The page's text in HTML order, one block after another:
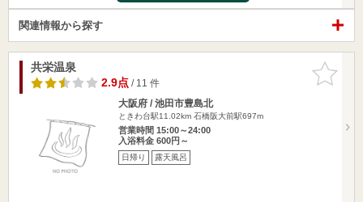
関連情報から探す
お気に入
りに追加
共栄温泉
2.9点/ 11 件
大阪府 / 池田市豊島北
ときわ台駅11.02km 石橋阪大前駅697m
営業時間 15:00～24:00
入浴料金 600円～
日帰り 露天風呂